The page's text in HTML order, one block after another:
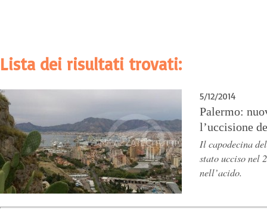
Lista dei risultati trovati:
5/12/2014
Palermo:
l’uccisione
Il capodecina
stato ucciso nel
nell’acido.